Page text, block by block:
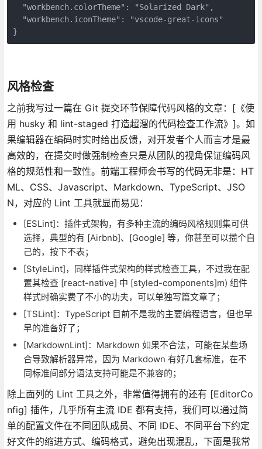
  "workbench.colorTheme": "Solarized Dark",
  "workbench.iconTheme": "vscode-great-icons"
}
风格检查
之前我写过一篇在 Git 提交环节保障代码风格的文章：[《使
用 husky 和 lint-staged 打造超溜的代码检查工作流》]。如
果编辑器在编码时实时给出反馈，对开发者个人而言才是最
高效的，在提交时做强制检查只是从团队的视角保证编码风
格的规范性和一致性。前端工程师会书写的代码无非是：HT
ML、CSS、Javascript、Markdown、TypeScript、JSO
N，对应的 Lint 工具就显而易见：
[ESLint]：插件式架构，有多种主流的编码风格规则集可供
选择，典型的有 [Airbnb]、[Google] 等，你甚至可以攒个自
己的，按下不表；
[StyleLint]，同样插件式架构的样式检查工具，不过我在配
置其检查 [react-native] 中 [styled-components]m) 组件
样式时确实费了不小的功夫，可以单独写篇文章了；
[TSLint]：TypeScript 目前不是我的主要编程语言，但也早
早的准备好了；
[MarkdownLint]：Markdown 如果不合法，可能在某些场
合导致解析器异常，因为 Markdown 有好几套标准，在不
同标准间部分语法支持可能是不兼容的；
除上面列的 Lint 工具之外，非常值得拥有的还有 [EditorCo
nfig] 插件，几乎所有主流 IDE 都有支持，我们可以通过简
单的配置文件在不同团队成员、不同 IDE、不同平台下约定
好文件的缩进方式、编码格式，避免出现混乱，下面是我常